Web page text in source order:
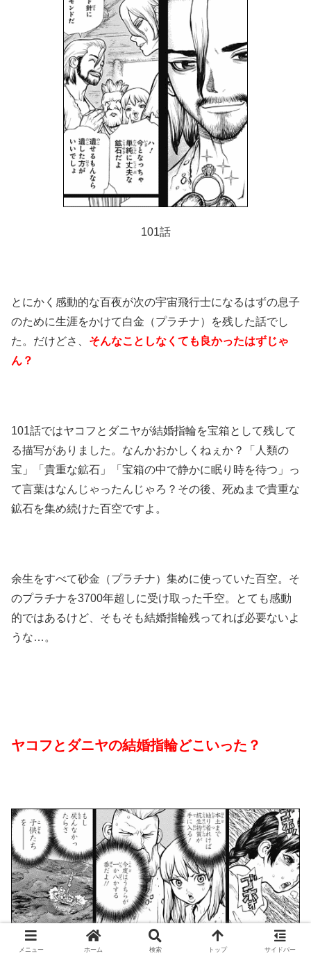
101話
とにかく感動的な百夜が次の宇宙飛行士になるはずの息子
のために生涯をかけて白金（プラチナ）を残した話でし
た。だけどさ、 そんなことしなくても良かったはずじゃ
ん？
101話ではヤコフとダニヤが結婚指輪を宝箱として残して
る描写がありました。なんかおかしくねぇか？「人類の
宝」「貴重な鉱石」「宝箱の中で静かに眠り時を待つ」っ
て言葉はなんじゃったんじゃろ？その後、死ぬまで貴重な
鉱石を集め続けた百空ですよ。
余生をすべて砂金（プラチナ）集めに使っていた百空。そ
のプラチナを3700年超しに受け取った千空。とても感動
的ではあるけど、そもそも結婚指輪残ってれば必要ないよ
うな…。
ヤコフとダニヤの結婚指輪どこいった？
45話
メニュー ホーム 検索 トップ サイドバー